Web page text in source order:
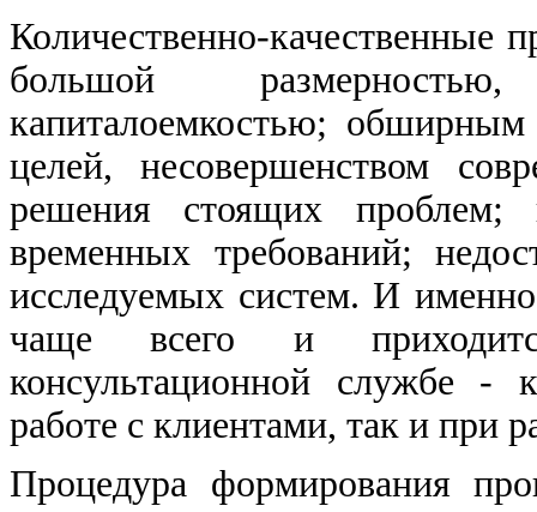
Количественно-качественные
большой
капиталоемкостью; обширным
целей, несовершенством
решения стоящих проблем;
временных требований;
исследуемых систем. И
чаще всего и
консультационной службе -
работе с клиентами, так и при
Процедура формирования